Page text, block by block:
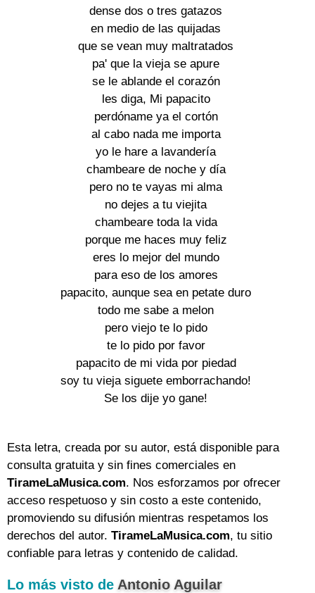
dense dos o tres gatazos
en medio de las quijadas
que se vean muy maltratados
pa' que la vieja se apure
se le ablande el corazón
les diga, Mi papacito
perdóname ya el cortón
al cabo nada me importa
yo le hare a lavandería
chambeare de noche y día
pero no te vayas mi alma
no dejes a tu viejita
chambeare toda la vida
porque me haces muy feliz
eres lo mejor del mundo
para eso de los amores
papacito, aunque sea en petate duro
todo me sabe a melon
pero viejo te lo pido
te lo pido por favor
papacito de mi vida por piedad
soy tu vieja siguete emborrachando!
Se los dije yo gane!
Esta letra, creada por su autor, está disponible para
consulta gratuita y sin fines comerciales en
TirameLaMusica.com. Nos esforzamos por ofrecer
acceso respetuoso y sin costo a este contenido,
promoviendo su difusión mientras respetamos los
derechos del autor. TirameLaMusica.com, tu sitio
confiable para letras y contenido de calidad.
Lo más visto de Antonio Aguilar